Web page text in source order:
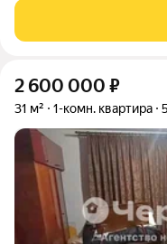
узел выложен
дверь. Номер в базе
2 600 000 ₽
31 м² 1-комн. квартира